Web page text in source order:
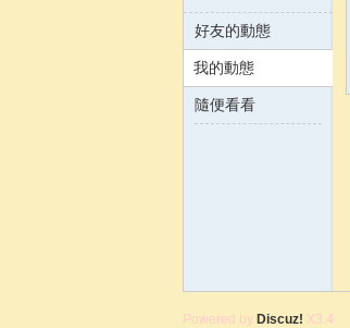
張 ›
好友的動態
我的動態
隨便看看
Powered by Discuz! X3.4